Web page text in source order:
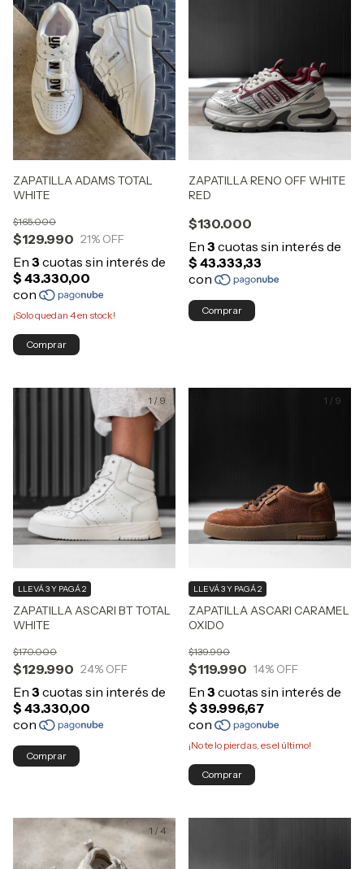
ZAPATILLA ADAMS TOTAL
WHITE
$129.990
$165.000
21% OFF
¡Solo quedan 4en stock!
Comprar
ZAPATILLA RENO OFF WHITE
RED
$130.000
Comprar
1/ 9
ZAPATILLA ASCARI BT TOTAL
WHITE
$129.990
$170.000
24% OFF
LLEVÁ 3 Y PAGÁ 2
Comprar
1 / 9
ZAPATILLA ASCARI CARAMEL
OXIDO
$119.990
$139.990
14% OFF
LLEVÁ 3 Y PAGÁ 2
¡No te lo pierdas, es el último!
Comprar
1 /4